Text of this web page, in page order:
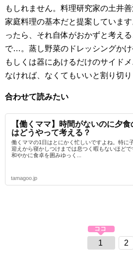
もしれません。料理研究家の土井
家庭料理の基本だと提案していま
ったら、それ自体がおかずと考え
で…。蒸し野菜のドレッシングか
もしくは器にあけるだけのサイド
なければ、なくてもいいと割り切り
合わせて読みたい
【働くママ】時間がないのに夕食
はどうやって考える？
働くママの1日はとにかく忙しいですよね。特に
迎えから寝かしつけまでは息つく暇もないほどで
和やかに食卓を囲みゆっく...
tamagoo.jp
1 2